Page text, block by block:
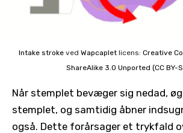
Intake stroke ved Wapcaplet licens: Creative
ShareAlike 3.0 Unported (CC BY-
Når stemplet bevæger sig nedad,
stemplet, og samtidig åbner
også. Dette forårsager et trykfald